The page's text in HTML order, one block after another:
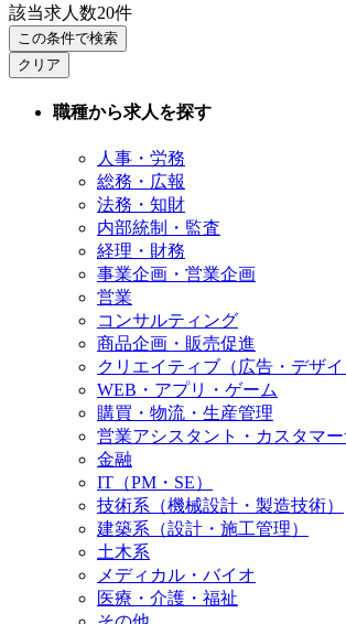
該当求人数20件
この条件で検索
クリア
職種から求人を探す
人事・労務
総務・広報
法務・知財
内部統制・監査
経理・財務
事業企画・営業企画
営業
コンサルティング
商品企画・販売促進
クリエイティブ（広告・デザイ
WEB・アプリ・ゲーム
購買・物流・生産管理
営業アシスタント・カスタマ
金融
IT（PM・SE）
技術系（機械設計・製造技術）
建築系（設計・施工管理）
土木系
メディカル・バイオ
医療・介護・福祉